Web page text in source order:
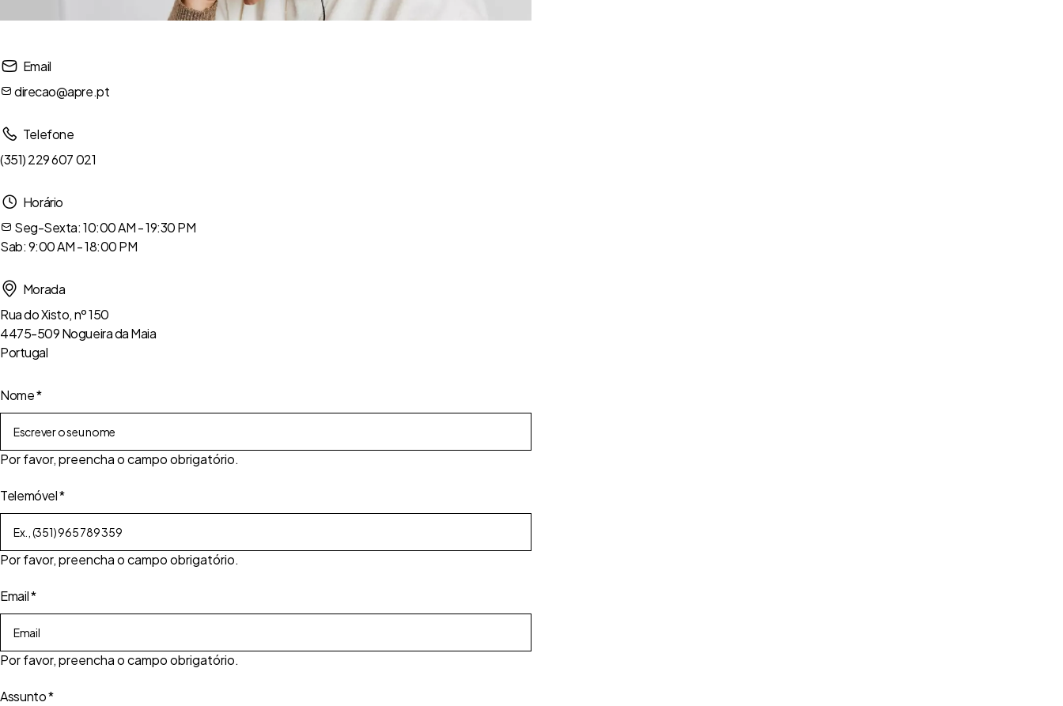
Email
direcao@apre.pt
Telefone
(351) 229 607 021
Horário
Seg-Sexta: 10:00 AM - 19:30 PM
Sab: 9:00 AM - 18:00 PM
Morada
Rua do Xisto, nº 150
4475-509 Nogueira da Maia
Portugal
Nome*
Por favor, preencha o campo obrigatório.
Telemóvel*
Por favor, preencha o campo obrigatório.
Email*
Por favor, preencha o campo obrigatório.
Assunto*